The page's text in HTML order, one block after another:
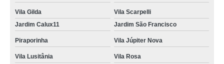
Vila Gilda
Vila Scarpelli
Jardim Calux11
Jardim São Francisco
Piraporinha Vila Júpiter Nova
Vila Lusitânia
Vila Rosa